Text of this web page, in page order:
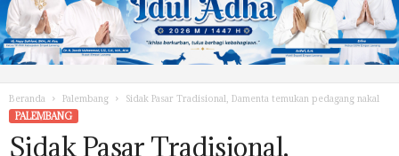
Beranda Palembang Sidak Pasar Tradisional, Damenta temukan pedagang nakal
PALEMBANG
Sidak Pasar Tradisional,